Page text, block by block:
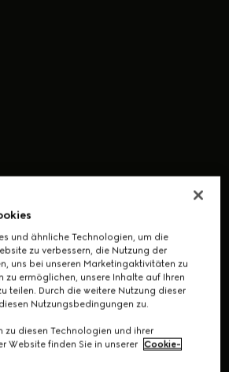
und ähnliche Technologien, um die
zu verbessern, die Nutzung der
uns bei unseren Marketingaktivitäten zu
zu ermöglichen, unsere Inhalte auf Ihren
teilen. Durch die weitere Nutzung dieser
Nutzungsbedingungen zu.
zu diesen Technologien und ihrer
Website finden Sie in unserer Cookie-